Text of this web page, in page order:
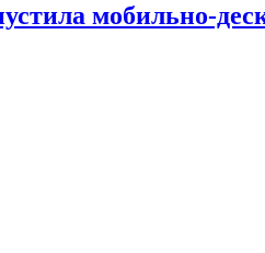
мобильно-